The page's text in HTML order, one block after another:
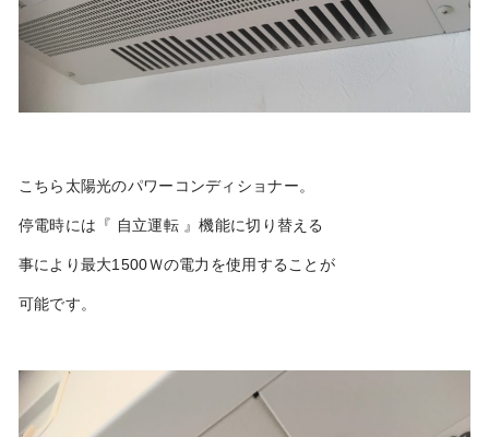
こちら太陽光のパワーコンディショナー。
停電時には『 自立運転 』機能に切り替える
事により最大1500Ｗの電力を使用することが
可能です。